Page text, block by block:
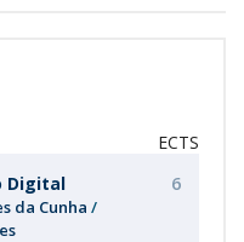
ECTS
Digital
da Cunha
6